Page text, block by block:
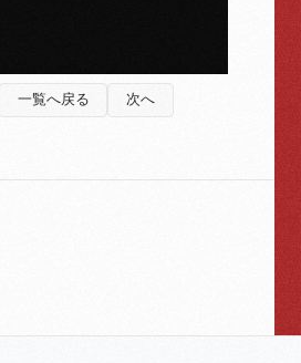
一覧へ戻る 次へ